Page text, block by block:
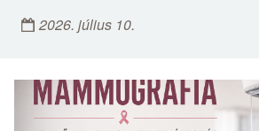
2026. július 10.